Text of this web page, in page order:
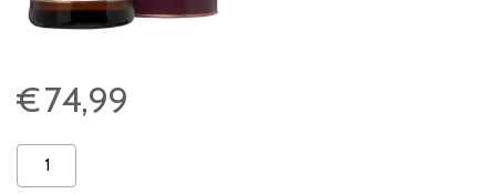
€74,99
Glenfarclas
15